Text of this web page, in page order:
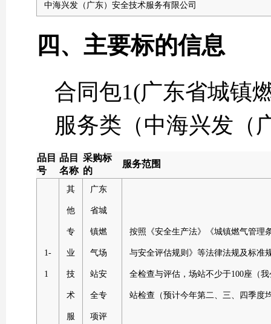
中海兴发（广东）安全技术服务有限公司
四、主要标的信息
合同包1(广东省城镇
服务类（中海兴发（
品目
号
品目
名称
采购标
的
服务范围
1-
1
其
他
专
业
技
术
服
广东
省城
镇燃
气场
站安
全专
项评
按照《安全生产法》《城镇燃气管理
与安全评估规则》等法律法规及标准
全检查与评估，场站不少于100座（
站检查（预计今年第二、三、四季度